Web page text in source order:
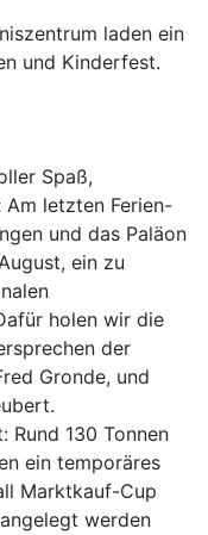
laden ein
und Kinderfest.
Spaß,
Am letzten Ferien-
und das Paläon
ein zu
holen wir die
der
Gronde, und
Rund 130 Tonnen
ein temporäres
Marktkauf-Cup
werden